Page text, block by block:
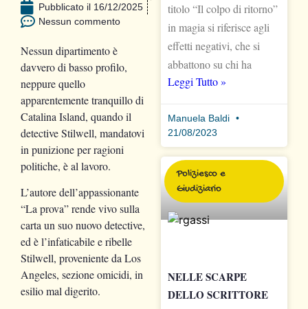
Pubblicato il 16/12/2025
Nessun commento
Nessun dipartimento è
davvero di basso profilo,
neppure quello
apparentemente tranquillo di
Catalina Island, quando il
detective Stilwell, mandatovi
in punizione per ragioni
politiche, è al lavoro.
L’autore dell’appassionante
“La prova” rende vivo sulla
carta un suo nuovo detective,
ed è l’infaticabile e ribelle
Stilwell, proveniente da Los
Angeles, sezione omicidi, in
esilio mal digerito.
titolo “Il colpo di ritorno”
in magia si riferisce agli
effetti negativi, che si
abbattono su chi ha
Leggi Tutto »
Manuela Baldi
21/08/2023
Poliziesco e
Giudiziario
NELLE SCARPE
DELLO SCRITTORE